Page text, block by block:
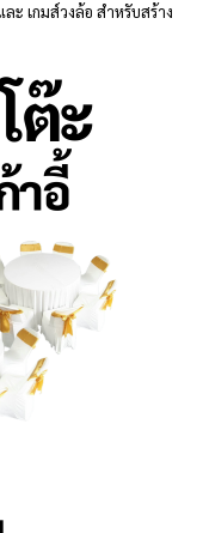
ะ เกมส์วงล้อ สำหรับสร้าง